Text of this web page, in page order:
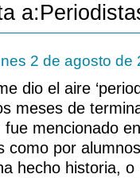
2 de agosto de
dio el aire
meses de
fue mencionado
como por
hecho historia,